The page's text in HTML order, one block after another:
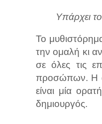
Υπάρχει
Το
την ομαλή κι
σε όλες τις
προσώπων. Η
είναι μία
δημιουργός.